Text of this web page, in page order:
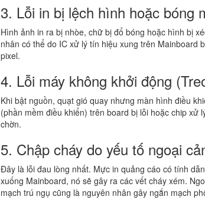
3. Lỗi in bị lệch hình hoặc bóng
Hình ảnh in ra bị nhòe, chữ bị đổ bóng hoặc hình bị
nhân có thể do IC xử lý tín hiệu xung trên Mainboard
pixel.
4. Lỗi máy không khởi động
Khi bật nguồn, quạt gió quay nhưng màn hình điều
(phần mềm điều khiển) trên board bị lỗi hoặc chip xử
chờn.
5. Chập cháy do yếu tố ngoại
Đây là lỗi đau lòng nhất. Mực in quảng cáo có tính
xuống Mainboard, nó sẽ gây ra các vết cháy xém.
mạch trú ngụ cũng là nguyên nhân gây ngắn mạch